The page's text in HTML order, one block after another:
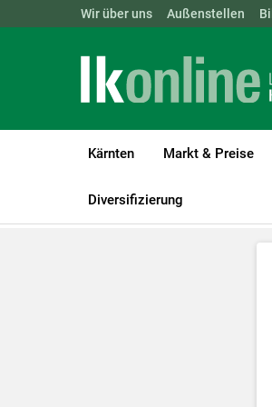
Landwirtschaftskammern:
Wir über uns Außenstellen
Kärnten Markt & Preise
Diversifizierung
LK Kärnten Pflanzen